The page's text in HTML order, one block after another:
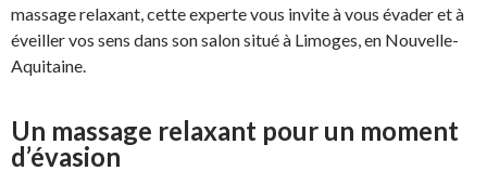
massage relaxant, cette experte vous invite à vous évader et à
éveiller vos sens dans son salon situé à Limoges, en Nouvelle-
Aquitaine.
Un massage relaxant pour un moment
d’évasion